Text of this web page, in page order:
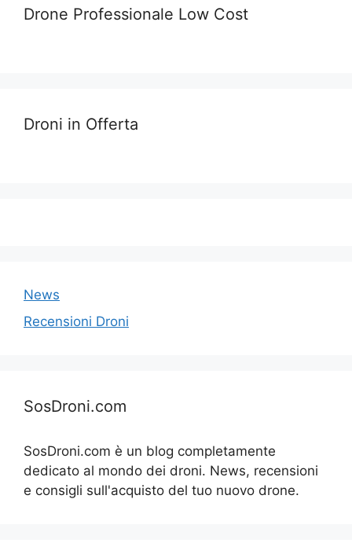
Drone Professionale Low Cost
Droni in Offerta
News
Recensioni Droni
SosDroni.com
SosDroni.com è un blog completamente
dedicato al mondo dei droni. News, recensioni
e consigli sull'acquisto del tuo nuovo drone.